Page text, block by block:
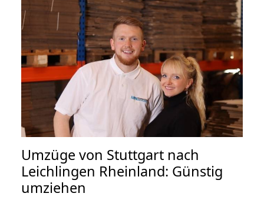
Umzüge von Stuttgart nach
Leichlingen Rheinland: Günstig
umziehen